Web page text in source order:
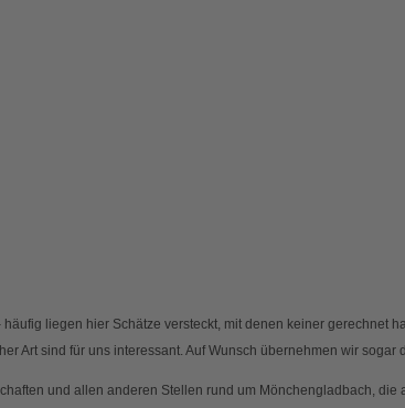
liegen hier Schätze versteckt, mit denen keiner gerechnet
Art sind für uns interessant. Auf Wunsch übernehmen wir
und allen anderen Stellen rund um Mönchengladbach,